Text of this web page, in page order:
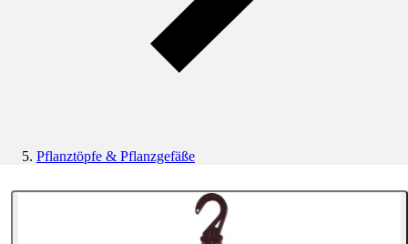
Pflanztöpfe & Pflanzgefäße